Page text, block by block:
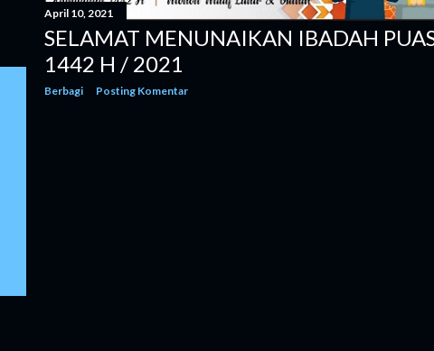
April 10, 2021
SELAMAT MENUNAIKAN IBADAH
1442 H / 2021
Berbagi Posting Komentar